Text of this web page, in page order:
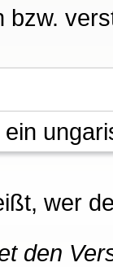
bzw.
wer
den